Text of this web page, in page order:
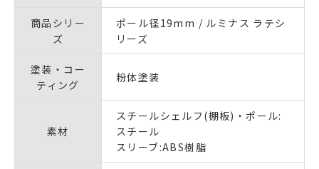
商品シリー
ズ
ポール径19mm / ルミナス ラテシ
リーズ
塗装・コー
ティング
粉体塗装
素材
スチールシェルフ(棚板)・ポール:
スチール
スリーブ:ABS樹脂